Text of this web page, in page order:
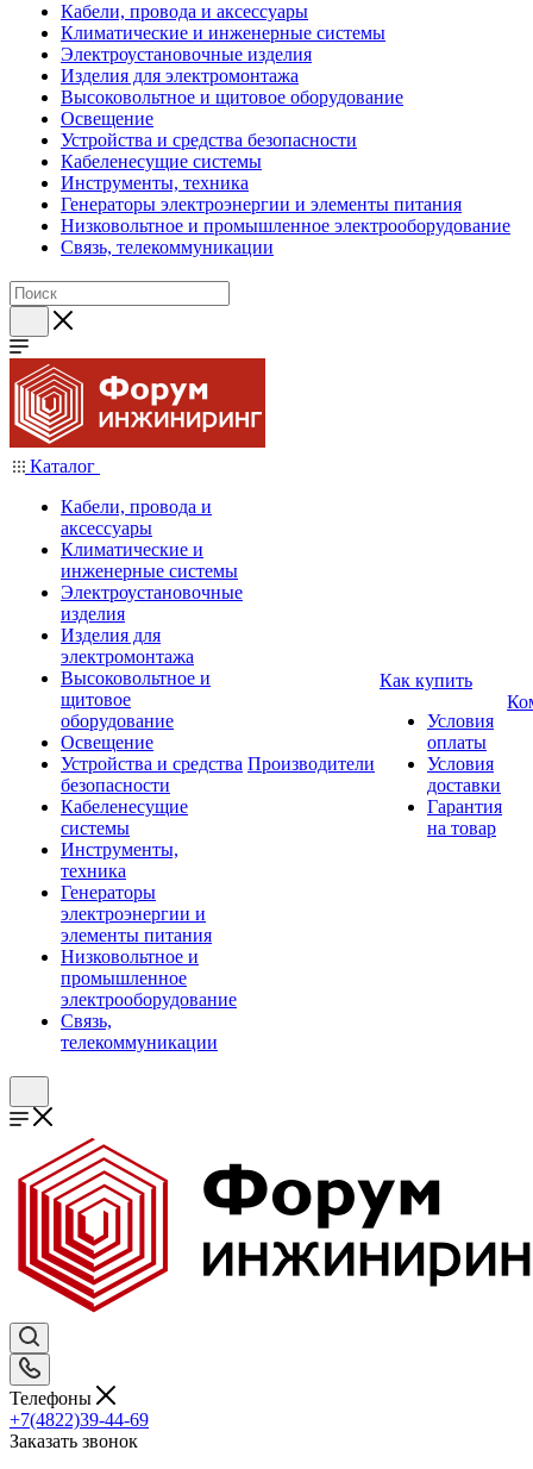
Кабели, провода и аксессуары
Климатические и инженерные системы
Электроустановочные изделия
Изделия для электромонтажа
Высоковольтное и щитовое оборудование
Освещение
Устройства и средства безопасности
Кабеленесущие системы
Инструменты, техника
Генераторы электроэнергии и элементы питания
Низковольтное и промышленное электрооборудование
Связь, телекоммуникации
Каталог
Кабели, провода и
аксессуары
Климатические и
инженерные системы
Электроустановочные
изделия
Изделия для
электромонтажа
Высоковольтное и
щитовое
оборудование
Освещение
Устройства и средства
безопасности
Кабеленесущие
системы
Инструменты,
техника
Генераторы
электроэнергии и
элементы питания
Низковольтное и
промышленное
электрооборудование
Связь,
телекоммуникации
Производители
Как купить
Условия
оплаты
Условия
доставки
Гарантия
на товар
Телефоны
+7(4822)39-44-69
Заказать звонок